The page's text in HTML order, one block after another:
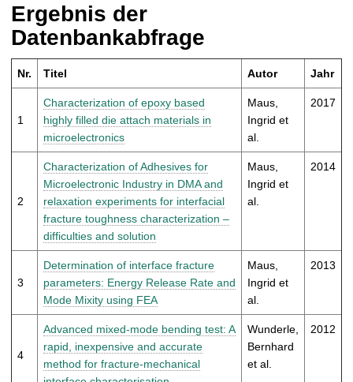
u
f
u
f
n
Ergebnis der
Datenbankabfrage
Nr. Titel Autor Jahr
1
Characterization of epoxy based
highly filled die attach materials in
microelectronics
Maus,
Ingrid et
al.
2017
2
Characterization of Adhesives for
Microelectronic Industry in DMA and
relaxation experiments for interfacial
fracture toughness characterization –
difficulties and solution
Maus,
Ingrid et
al.
2014
3
Determination of interface fracture
parameters: Energy Release Rate and
Mode Mixity using FEA
Maus,
Ingrid et
al.
2013
4
Advanced mixed-mode bending test: A
rapid, inexpensive and accurate
method for fracture-mechanical
Wunderle,
Bernhard
et al.
2012